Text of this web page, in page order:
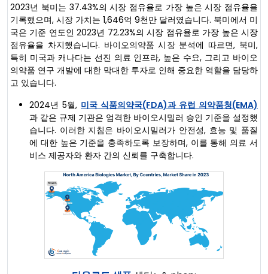
2023년 북미는 37.43%의 시장 점유율로 가장 높은 시장 점유율을
기록했으며, 시장 가치는 1,646억 9천만 달러였습니다. 북미에서 미
국은 기준 연도인 2023년 72.23%의 시장 점유율로 가장 높은 시장
점유율을 차지했습니다. 바이오의약품 시장 분석에 따르면, 북미,
특히 미국과 캐나다는 선진 의료 인프라, 높은 수요, 그리고 바이오
의약품 연구 개발에 대한 막대한 투자로 인해 중요한 역할을 담당하
고 있습니다.
2024년 5월, 미국 식품의약국(FDA)과 유럽 의약품청(EMA)
과 같은 규제 기관은 엄격한 바이오시밀러 승인 기준을 설정했
습니다. 이러한 지침은 바이오시밀러가 안전성, 효능 및 품질
에 대한 높은 기준을 충족하도록 보장하며, 이를 통해 의료 서
비스 제공자와 환자 간의 신뢰를 구축합니다.